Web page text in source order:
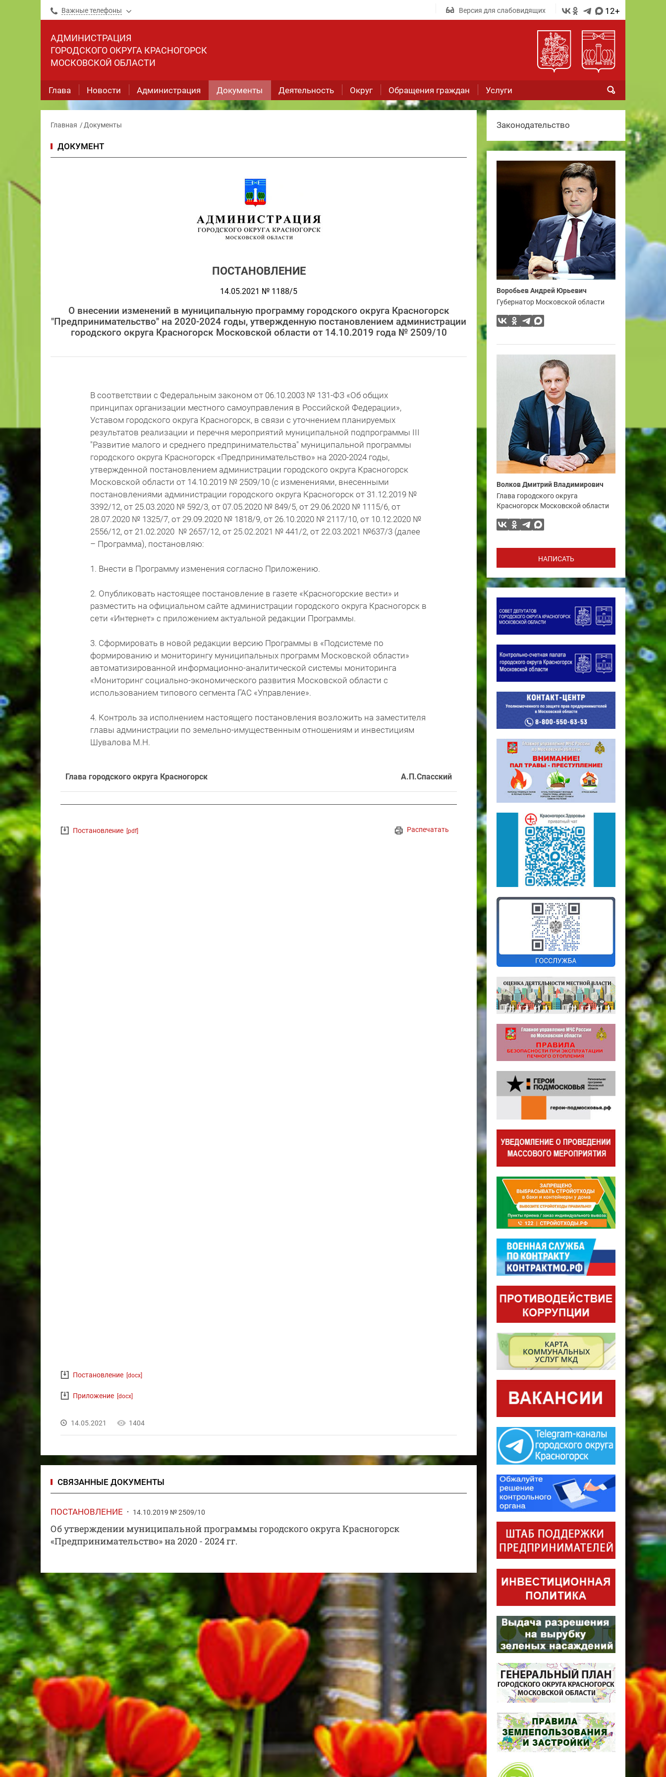
Важные телефоны Версия для слабовидящих 12+
АДМИНИСТРАЦИЯ
ГОРОДСКОГО ОКРУГА КРАСНОГОРСК
МОСКОВСКОЙ ОБЛАСТИ
Глава Новости Администрация Документы Деятельность Округ Обращения граждан Услуги
Главная Документы
ДОКУМЕНТ
ПОСТАНОВЛЕНИЕ
14.05.2021 № 1188/5
О внесении изменений в муниципальную программу городского округа Красногорск
"Предпринимательство" на 2020-2024 годы, утвержденную постановлением администрации
городского округа Красногорск Московской области от 14.10.2019 года № 2509/10
В соответствии с Федеральным законом от 06.10.2003 № 131-ФЗ «Об общих
принципах организации местного самоуправления в Российской Федерации»,
Уставом городского округа Красногорск, в связи с уточнением планируемых
результатов реализации и перечня мероприятий муниципальной подпрограммы III
"Развитие малого и среднего предпринимательства" муниципальной программы
городского округа Красногорск «Предпринимательство» на 2020-2024 годы,
утвержденной постановлением администрации городского округа Красногорск
Московской области от 14.10.2019 № 2509/10 (с изменениями, внесенными
постановлениями администрации городского округа Красногорск от 31.12.2019 №
3392/12, от 25.03.2020 № 592/3, от 07.05.2020 № 849/5, от 29.06.2020 № 1115/6, от
28.07.2020 № 1325/7, от 29.09.2020 № 1818/9, от 26.10.2020 № 2117/10, от 10.12.2020 №
2556/12, от 21.02.2020 № 2657/12, от 25.02.2021 № 441/2, от 22.03.2021 №637/3 (далее
– Программа), постановляю:
1. Внести в Программу изменения согласно Приложению.
2. Опубликовать настоящее постановление в газете «Красногорские вести» и
разместить на официальном сайте администрации городского округа Красногорск в
сети «Интернет» с приложением актуальной редакции Программы.
3. Сформировать в новой редакции версию Программы в «Подсистеме по
формированию и мониторингу муниципальных программ Московской области»
автоматизированной информационно-аналитической системы мониторинга
«Мониторинг социально-экономического развития Московской области с
использованием типового сегмента ГАС «Управление».
4. Контроль за исполнением настоящего постановления возложить на заместителя
главы администрации по земельно-имущественным отношениям и инвестициям
Шувалова М.Н.
Глава городского округа Красногорск А.П.Спасский
Распечатать
Постановление [pdf]
Постановление [docx]
Приложение [docx]
14.05.2021 1404
СВЯЗАННЫЕ ДОКУМЕНТЫ
ПОСТАНОВЛЕНИЕ 14.10.2019 № 2509/10
Об утверждении муниципальной программы городского округа Красногорск
«Предпринимательство» на 2020 - 2024 гг.
Законодательство
Воробьев Андрей Юрьевич
Губернатор Московской области
Волков Дмитрий Владимирович
Глава городского округа
Красногорск Московской области
НАПИСАТЬ